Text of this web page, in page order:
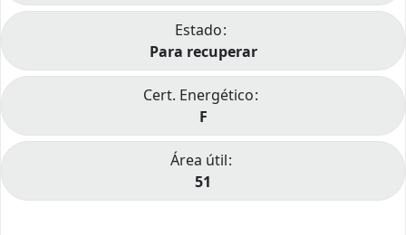
Estado
Para recuperar
Cert. Energético
F
Área útil
51